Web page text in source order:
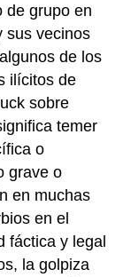
de grupo en
sus vecinos
de los
ilícitos de
sobre
temer
o
grave o
en muchas
en el
fáctica y legal
la golpiza